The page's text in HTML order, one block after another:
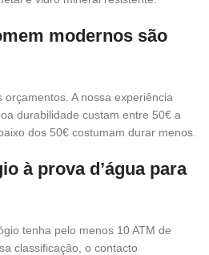
modernos são
A nossa experiência
durabilidade custam entre 50€ a
dos 50€ costumam durar menos.
à prova d’água para
tenha pelo menos 10 ATM de
classificação, o contacto